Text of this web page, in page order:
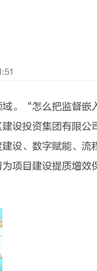
。“怎么把监督嵌
设投资集团有限公
设、数字赋能、流
项目建设提质增效